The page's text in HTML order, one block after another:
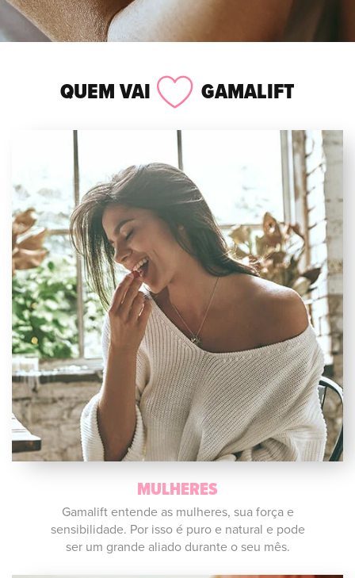
QUEM VAI GAMALIFT
MULHERES
Gamalift entende as mulheres, sua força e
sensibilidade. Por isso é puro e natural e pode
ser um grande aliado durante o seu mês.